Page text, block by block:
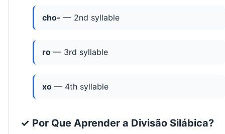
cho- — 2nd syllable
ro — 3rd syllable
xo — 4th syllable
✓ Por Que Aprender a Divisão Silábica?